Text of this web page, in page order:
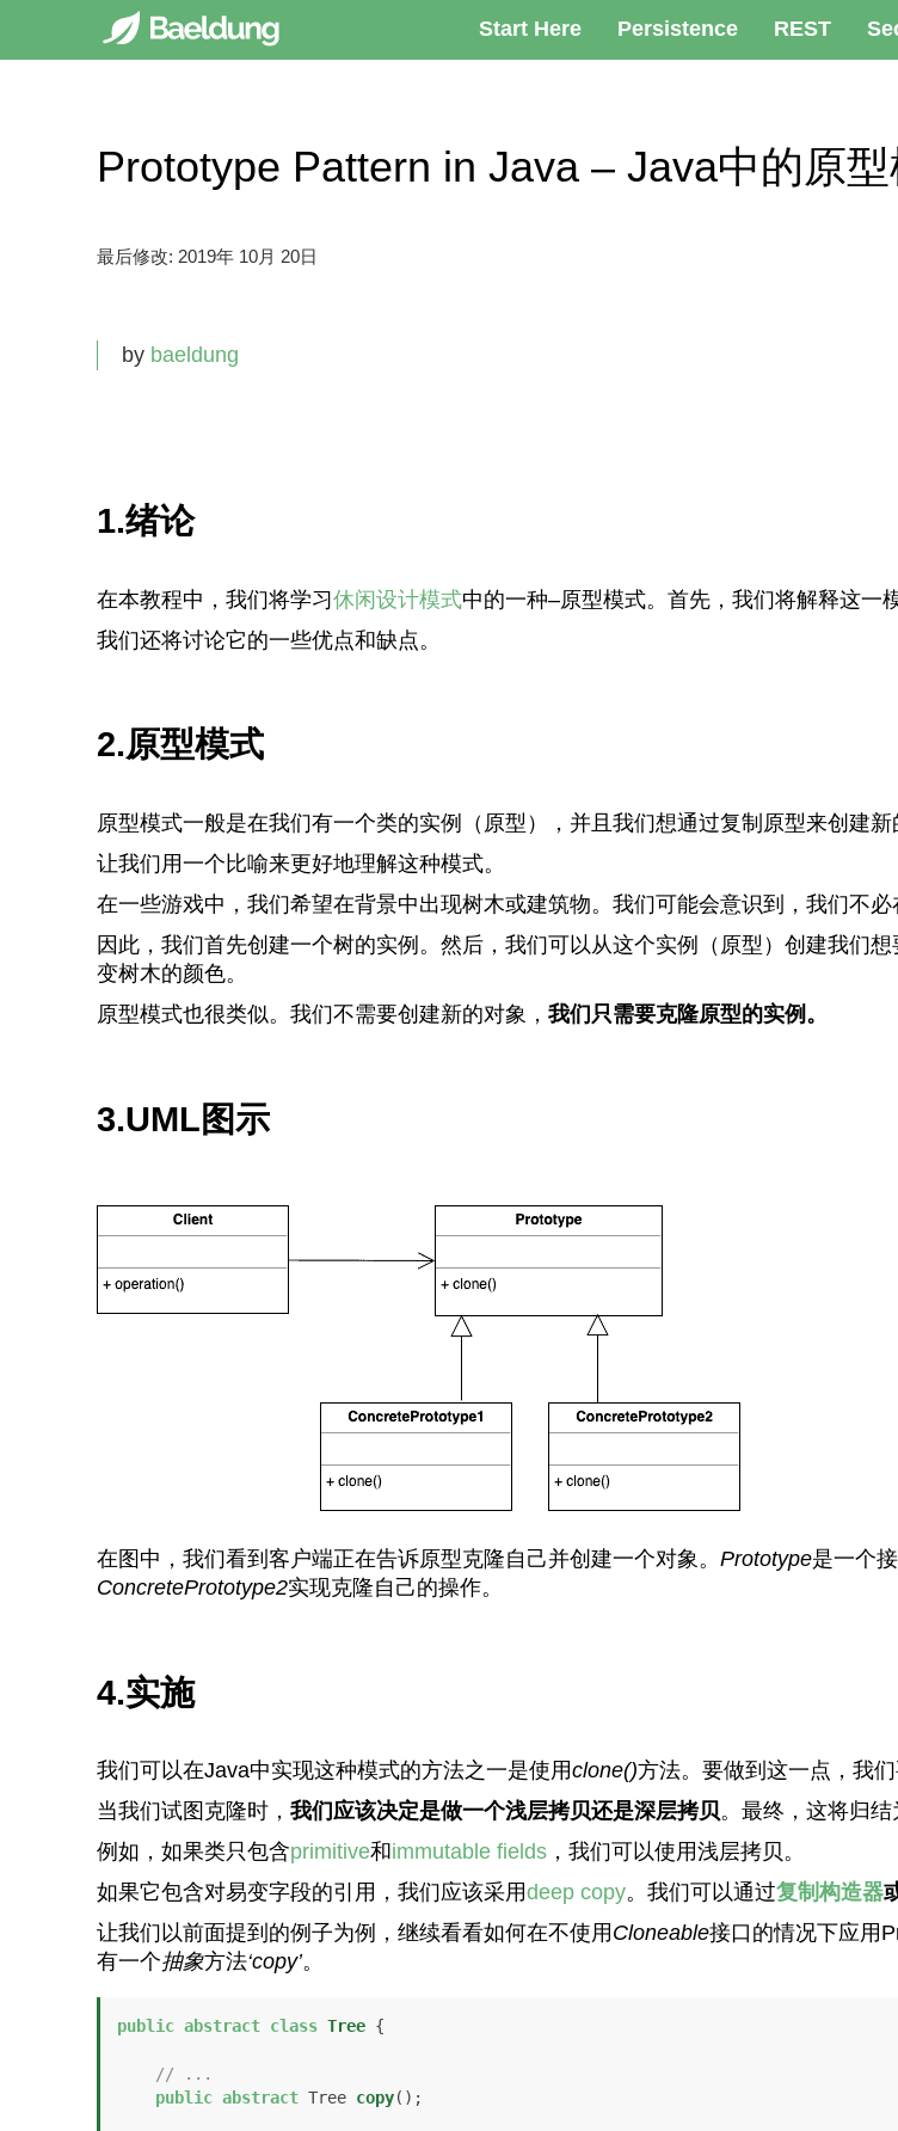
Start Here Persistence REST
Prototype Pattern in Java – Java中的原
最后修改: 2019年 10月 20日
by baeldung
1.绪论
在本教程中，我们将学习休闲设计模式中的一种–原型模式。首先，我们将解释这一
我们还将讨论它的一些优点和缺点。
2.原型模式
原型模式一般是在我们有一个类的实例（原型），并且我们想通过复制原型来创建
让我们用一个比喻来更好地理解这种模式。
在一些游戏中，我们希望在背景中出现树木或建筑物。我们可能会意识到，我们不
因此，我们首先创建一个树的实例。然后，我们可以从这个实例（原型）创建我们
变树木的颜色。
原型模式也很类似。我们不需要创建新的对象， 我们只需要克隆原型的实例。
3.UML图示
在图中，我们看到客户端正在告诉原型克隆自己并创建一个对象。 Prototype是一个
ConcretePrototype2实现克隆自己的操作。
4.实施
我们可以在Java中实现这种模式的方法之一是使用clone()方法。要做到这一点，我
当我们试图克隆时， 我们应该决定是做一个浅层拷贝还是深层拷贝。最终，这将归结
例如，如果类只包含primitive和immutable fields，我们可以使用浅层拷贝。
如果它包含对易变字段的引用，我们应该采用deep copy。我们可以通过复制构造器
让我们以前面提到的例子为例，继续看看如何在不使用 Cloneable接口的情况下应用
有一个抽象方法‘copy’。
public abstract class Tree {
// ...
public abstract Tree copy() ;